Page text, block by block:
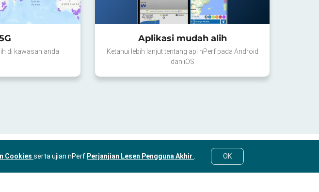
di kawasan anda
Aplikasi mudah alih
Ketahui lebih lanjut tentang apl nPerf pada Android
dan iOS
Cookies serta ujian nPerf Perjanjian Lesen Pengguna Akhir OK